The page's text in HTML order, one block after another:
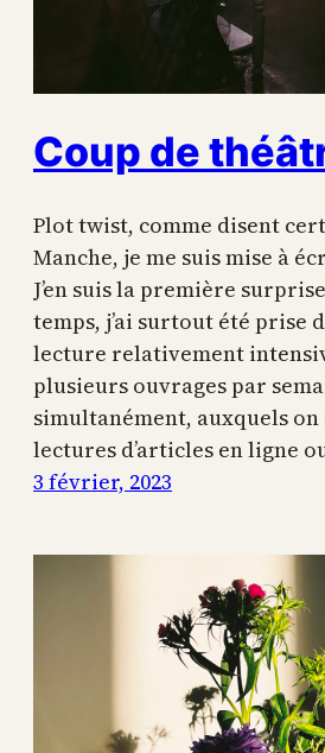
Coup de
Plot twist, comme disent
Manche, je me suis mise à
J’en suis la première
temps, j’ai surtout été prise
lecture relativement
plusieurs ouvrages par
simultanément, auxquels on
lectures d’articles en ligne
3 février, 2023